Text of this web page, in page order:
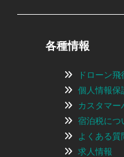
各種情報
ドローン
個人情報保
カスタマ
宿泊税につ
よくある質
求人情報